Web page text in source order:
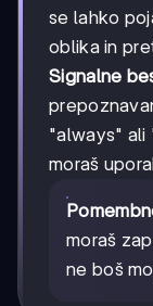
se lahko
oblika in
Signalne
"always" ali
moraš
moraš
ne boš